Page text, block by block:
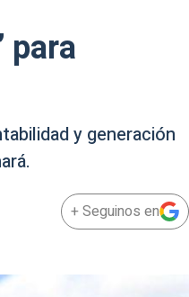
para
y generación
+ Seguinos en